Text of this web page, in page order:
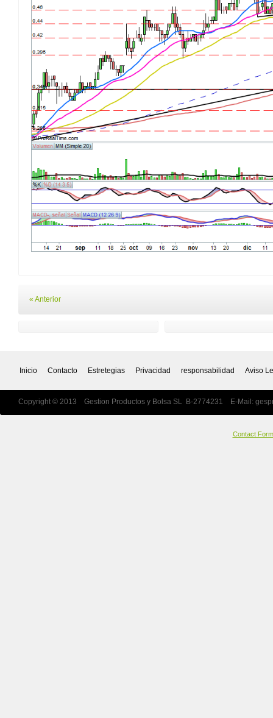
« Anterior
Inicio Contacto Estretegias Privacidad responsabilidad Aviso
Copyright © 2013 Gestion Productos y Bolsa SL B-2774231 E-Mail:
Contact Form